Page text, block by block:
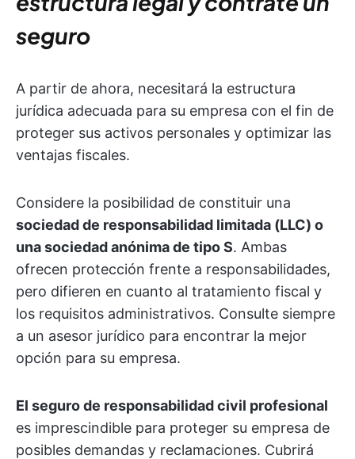
seguro
A partir de ahora, necesitará la estructura
jurídica adecuada para su empresa con el fin de
proteger sus activos personales y optimizar las
ventajas fiscales.
Considere la posibilidad de constituir una
sociedad de responsabilidad limitada (LLC) o
una sociedad anónima de tipo S. Ambas
ofrecen protección frente a responsabilidades,
pero difieren en cuanto al tratamiento fiscal y
los requisitos administrativos. Consulte siempre
a un asesor jurídico para encontrar la mejor
opción para su empresa.
El seguro de responsabilidad civil profesional
es imprescindible para proteger su empresa de
posibles demandas y reclamaciones. Cubrirá